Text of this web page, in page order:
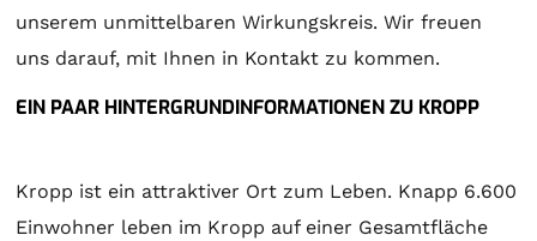
unserem unmittelbaren Wirkungskreis. Wir freuen
uns darauf, mit Ihnen in Kontakt zu kommen.
EIN PAAR HINTERGRUNDINFORMATIONEN ZU KROPP
Kropp ist ein attraktiver Ort zum Leben. Knapp 6.600
Einwohner leben im Kropp auf einer Gesamtfläche